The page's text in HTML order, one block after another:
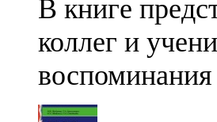
В книге
коллег и
воспоминания